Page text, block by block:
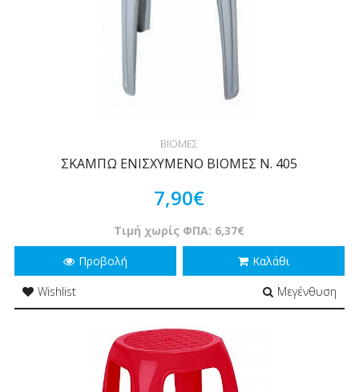
ΒΙΟΜΕΣ
ΣΚΑΜΠΩ ΕΝΙΣΧΥΜΕΝΟ ΒΙΟΜΕΣ Ν. 405
7,90€
Τιμή χωρίς ΦΠΑ: 6,37€
Προβολή
Καλάθι
Wishlist
Μεγένθυση